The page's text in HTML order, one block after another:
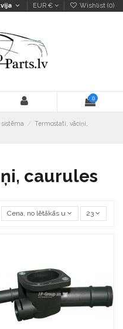
EUR € Wishlist (0)
0
sistēma
Termostati, vāciņi,
caurules
Cena, no lētākās uz dārgāko
23